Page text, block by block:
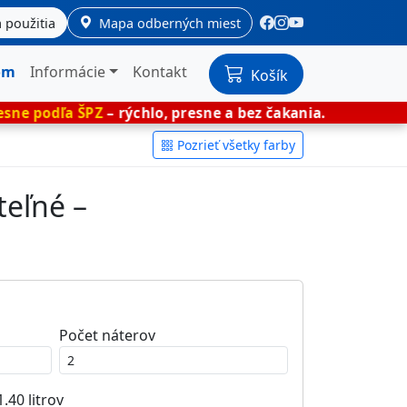
použitia Mapa odberných miest
Informácie Kontakt Košík
– rýchlo, presne a bez čakania. 🎨
Pozrieť všetky farby
–
Počet náterov
litrov